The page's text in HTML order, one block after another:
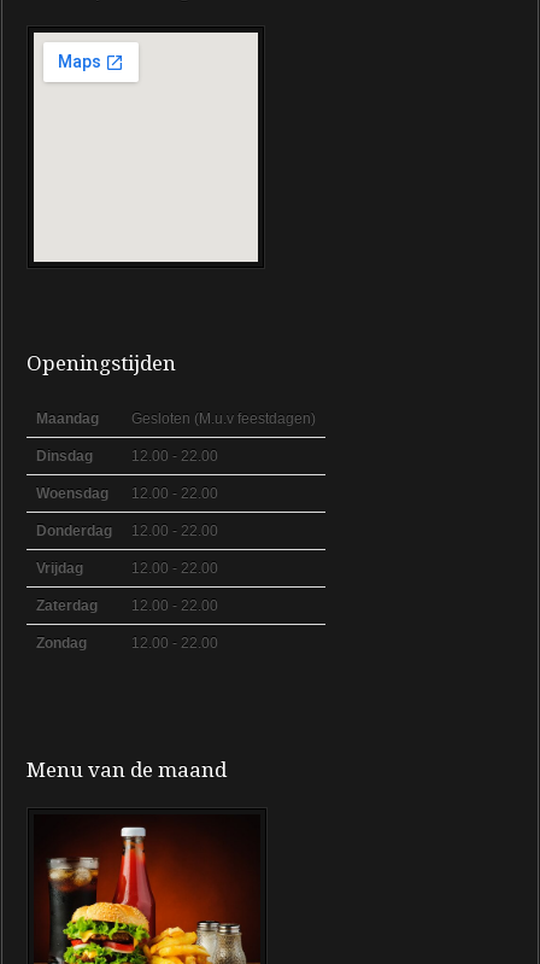
Openingstijden
Maandag Gesloten (M.u.v feestdagen)
Dinsdag 12.00 - 22.00
Woensdag 12.00 - 22.00
Donderdag 12.00 - 22.00
Vrijdag 12.00 - 22.00
Zaterdag 12.00 - 22.00
Zondag 12.00 - 22.00
Menu van de maand